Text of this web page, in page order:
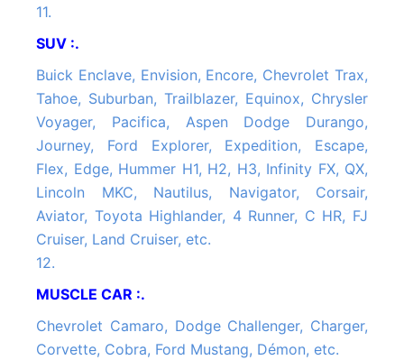
11.
SUV :.
Buick Enclave, Envision, Encore, Chevrolet Trax,
Tahoe, Suburban, Trailblazer, Equinox, Chrysler
Voyager, Pacifica, Aspen Dodge Durango,
Journey, Ford Explorer, Expedition, Escape,
Flex, Edge, Hummer H1, H2, H3, Infinity FX, QX,
Lincoln MKC, Nautilus, Navigator, Corsair,
Aviator, Toyota Highlander, 4 Runner, C HR, FJ
Cruiser, Land Cruiser, etc.
12.
MUSCLE CAR :.
Chevrolet Camaro, Dodge Challenger, Charger,
Corvette, Cobra, Ford Mustang, Démon, etc.